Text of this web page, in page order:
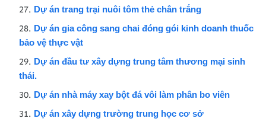
Dự án trang trại nuôi tôm thẻ chân trắng
Dự án gia công sang chai đóng gói kinh doanh thuốc
bảo vệ thực vật
Dự án đầu tư xây dựng trung tâm thương mại sinh
thái.
Dự án nhà máy xay bột đá vôi làm phân bo viên
Dự án xây dựng trường trung học cơ sở